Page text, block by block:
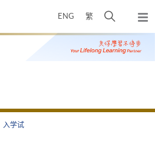
ENG 繁
开
搜
寻
弹
出
主
入学试